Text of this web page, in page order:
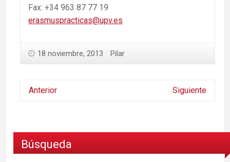
Fax: +34 963 87 77 19
erasmuspracticas@upv.es
18 noviembre, 2013 Pilar
Anterior Siguiente
Búsqueda